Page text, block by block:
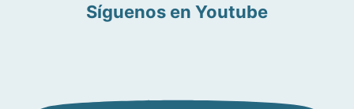
Síguenos en Youtube